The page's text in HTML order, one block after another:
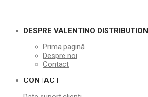
DESPRE VALENTINO DISTRIBUTION
Prima pagină
Despre noi
Contact
CONTACT